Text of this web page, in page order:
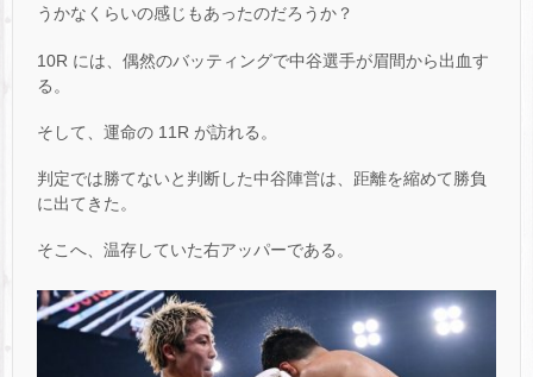
うかなくらいの感じもあったのだろうか？
10R には、偶然のバッティングで中谷選手が眉間から出血す
る。
そして、運命の 11R が訪れる。
判定では勝てないと判断した中谷陣営は、距離を縮めて勝負
に出てきた。
そこへ、温存していた右アッパーである。